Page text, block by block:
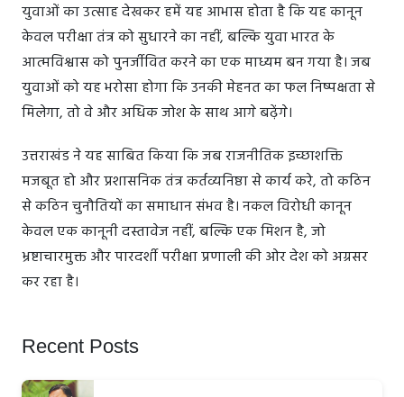
युवाओं का उत्साह देखकर हमें यह आभास होता है कि यह कानून
केवल परीक्षा तंत्र को सुधारने का नहीं, बल्कि युवा भारत के
आत्मविश्वास को पुनर्जीवित करने का एक माध्यम बन गया है। जब
युवाओं को यह भरोसा होगा कि उनकी मेहनत का फल निष्पक्षता से
मिलेगा, तो वे और अधिक जोश के साथ आगे बढ़ेंगे।
उत्तराखंड ने यह साबित किया कि जब राजनीतिक इच्छाशक्ति
मजबूत हो और प्रशासनिक तंत्र कर्तव्यनिष्ठा से कार्य करे, तो कठिन
से कठिन चुनौतियों का समाधान संभव है। नकल विरोधी कानून
केवल एक कानूनी दस्तावेज नहीं, बल्कि एक मिशन है, जो
भ्रष्टाचारमुक्त और पारदर्शी परीक्षा प्रणाली की ओर देश को अग्रसर
कर रहा है।
Recent Posts